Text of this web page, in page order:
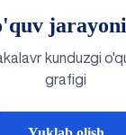
kunduzgi
grafigi